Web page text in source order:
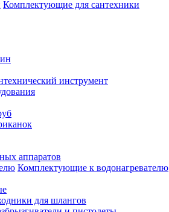
Комплектующие для сантехники
инструмент
аппаратов
Комплектующие к водонагревателю
для шлангов